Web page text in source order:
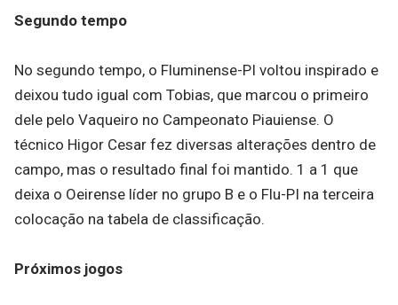
Segundo tempo
No segundo tempo, o Fluminense-PI voltou inspirado e
deixou tudo igual com Tobias, que marcou o primeiro
dele pelo Vaqueiro no Campeonato Piauiense. O
técnico Higor Cesar fez diversas alterações dentro de
campo, mas o resultado final foi mantido. 1 a 1 que
deixa o Oeirense líder no grupo B e o Flu-PI na terceira
colocação na tabela de classificação.
Próximos jogos